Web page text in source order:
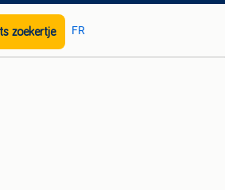
zoekertje FR